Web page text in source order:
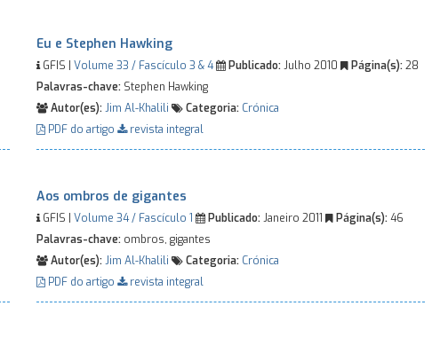
Eu e Stephen Hawking
GFIS | Volume 33 / Fascículo 3 & 4 Publicado:Julho 2010 Página(s):28
Palavras-chave:Stephen Hawking
Autor(es): Jim Al-Khalili Categoria: Crónica
PDF do artigo
revista integral
Aos ombros de gigantes
GFIS | Volume 34 / Fascículo 1 Publicado:Janeiro 2011 Página(s):46
Palavras-chave:ombros, gigantes
Autor(es): Jim Al-Khalili Categoria: Crónica
PDF do artigo
revista integral